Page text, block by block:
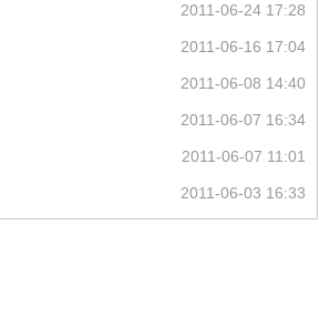
2011-06-24 17:28
2011-06-16 17:04
2011-06-08 14:40
2011-06-07 16:34
2011-06-07 11:01
2011-06-03 16:33